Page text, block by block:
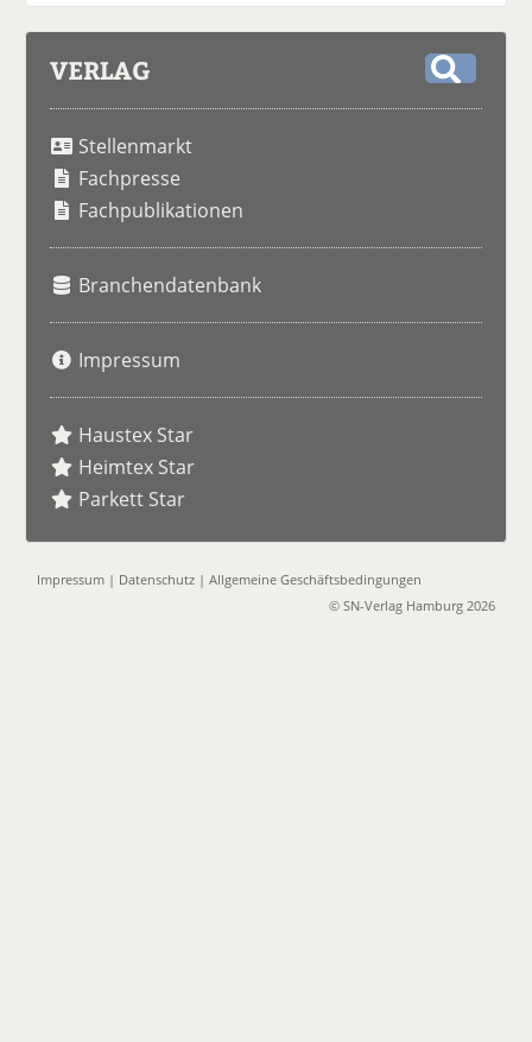
VERLAG
Stellenmarkt
Fachpresse
Fachpublikationen
Branchendatenbank
Impressum
Haustex Star
Heimtex Star
Parkett Star
Impressum | Datenschutz |Allgemeine Geschäftsbedingungen
© SN-Verlag Hamburg 2026